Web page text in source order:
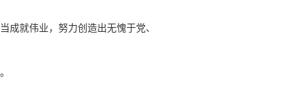
成就伟业，努力创造出无愧于党、